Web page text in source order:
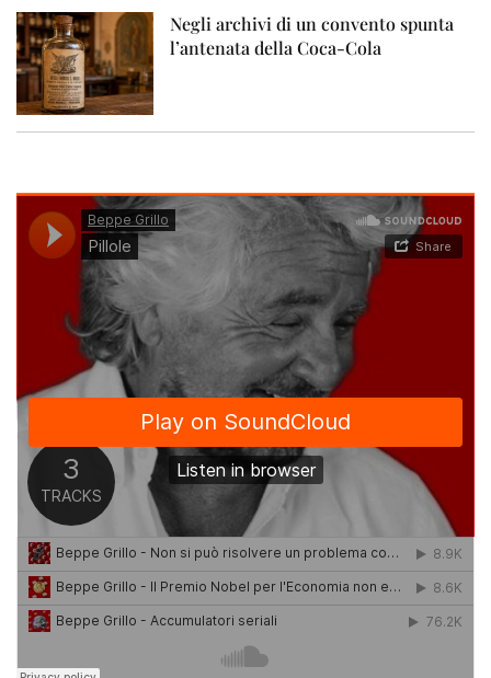
Negli archivi di un convento spunta
l’antenata della Coca-Cola